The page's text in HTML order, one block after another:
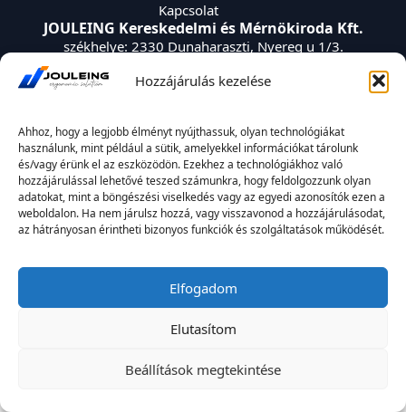
Hozzájárulás kezelése
Ahhoz, hogy a legjobb élményt nyújthassuk, olyan technológiákat
használunk, mint például a sütik, amelyekkel információkat tárolunk
és/vagy érünk el az eszközödön. Ezekhez a technológiákhoz való
hozzájárulással lehetővé teszed számunkra, hogy feldolgozzunk olyan
adatokat, mint a böngészési viselkedés vagy az egyedi azonosítók ezen a
weboldalon. Ha nem járulsz hozzá, vagy visszavonod a hozzájárulásodat,
az hátrányosan érintheti bizonyos funkciók és szolgáltatások működését.
Elfogadom
Elutasítom
Beállítások megtekintése
Kapcsolat
JOULEING Kereskedelmi és Mérnökiroda Kft.
székhelye: 2330 Dunaharaszti, Nyereg u 1/3.
adószáma: 12006759-2-13
2026. Minden jog fenntartva.